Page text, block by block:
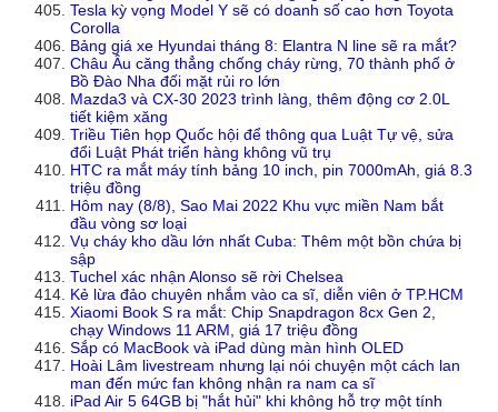
Tesla kỳ vọng Model Y sẽ có doanh số cao hơn Toyota
Corolla
Bảng giá xe Hyundai tháng 8: Elantra N line sẽ ra mắt?
Châu Âu căng thẳng chống cháy rừng, 70 thành phố ở
Bồ Đào Nha đối mặt rủi ro lớn
Mazda3 và CX-30 2023 trình làng, thêm động cơ 2.0L
tiết kiệm xăng
Triều Tiên họp Quốc hội để thông qua Luật Tự vệ, sửa
đổi Luật Phát triển hàng không vũ trụ
HTC ra mắt máy tính bảng 10 inch, pin 7000mAh, giá 8.3
triệu đồng
Hôm nay (8/8), Sao Mai 2022 Khu vực miền Nam bắt
đầu vòng sơ loại
Vụ cháy kho dầu lớn nhất Cuba: Thêm một bồn chứa bị
sập
Tuchel xác nhận Alonso sẽ rời Chelsea
Kẻ lừa đảo chuyên nhắm vào ca sĩ, diễn viên ở TP.HCM
Xiaomi Book S ra mắt: Chip Snapdragon 8cx Gen 2,
chạy Windows 11 ARM, giá 17 triệu đồng
Sắp có MacBook và iPad dùng màn hình OLED
Hoài Lâm livestream nhưng lại nói chuyện một cách lan
man đến mức fan không nhận ra nam ca sĩ
iPad Air 5 64GB bị "hắt hủi" khi không hỗ trợ một tính